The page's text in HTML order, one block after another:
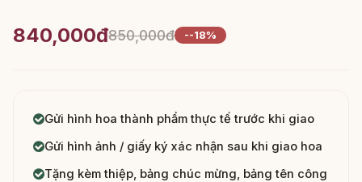
840,000đ850,000đ --18%
Gửi hình hoa thành phẩm thực tế trước khi giao
Gửi hình ảnh / giấy ký xác nhận sau khi giao hoa
Tặng kèm thiệp, bảng chúc mừng, bảng tên công